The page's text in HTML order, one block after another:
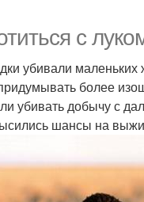
с
убивали
более
убивать добычу с
шансы на